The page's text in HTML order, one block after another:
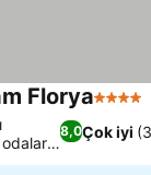
Florya4 Yıldız
8,0Çok iyi
odalar